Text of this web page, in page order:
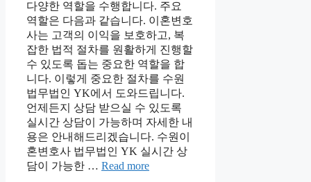
다양한 역할을 수행합니다. 주요
역할은 다음과 같습니다. 이혼변호
사는 고객의 이익을 보호하고, 복
잡한 법적 절차를 원활하게 진행할
수 있도록 돕는 중요한 역할을 합
니다. 이렇게 중요한 절차를 수원
법무법인 YK에서 도와드립니다.
언제든지 상담 받으실 수 있도록
실시간 상담이 가능하며 자세한 내
용은 안내해드리겠습니다. 수원이
혼변호사 법무법인 YK 실시간 상
담이 가능한 … Read more